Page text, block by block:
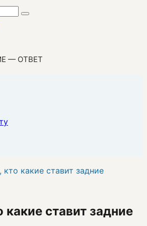
— ОТВЕТ
какие ставит задние
ставит задние